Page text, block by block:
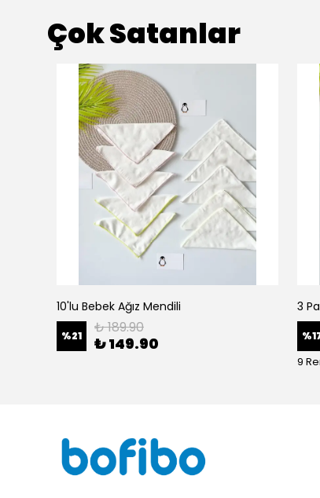
Çok Satanlar
10'lu Bebek Ağız Mendili
%21 ₺ 189.90
₺ 149.90 %
9